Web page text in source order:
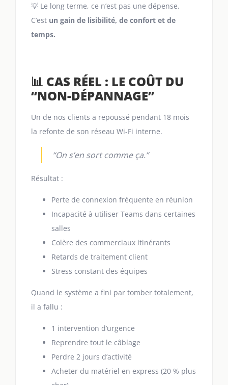
💡 Le long terme, ce n’est pas une dépense.
C’est un gain de lisibilité, de confort et de
temps.
📊 CAS RÉEL : LE COÛT DU
“NON-DÉPANNAGE”
Un de nos clients a repoussé pendant 18 mois
la refonte de son réseau Wi-Fi interne.
“On s’en sort comme ça.”
Résultat :
Perte de connexion fréquente en réunion
Incapacité à utiliser Teams dans certaines
salles
Colère des commerciaux itinérants
Retards de traitement client
Stress constant des équipes
Quand le système a fini par tomber totalement,
il a fallu :
1 intervention d’urgence
Reprendre tout le câblage
Perdre 2 jours d’activité
Acheter du matériel en express (20 % plus